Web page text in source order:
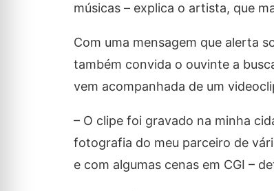
músicas – explica o artista, que
Com uma mensagem que alerta
também convida o ouvinte a
vem acompanhada de um
– O clipe foi gravado na minha
fotografia do meu parceiro de
e com algumas cenas em CGI –